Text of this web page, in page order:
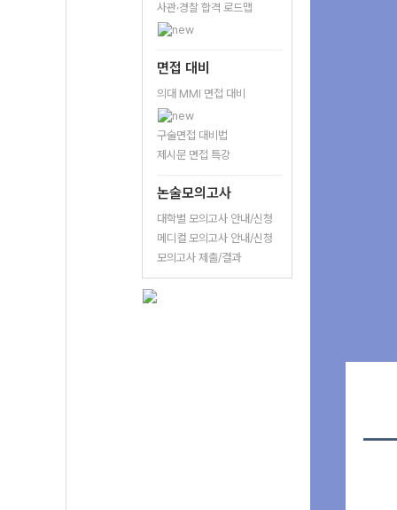
사관·경찰 합격 로드맵
면접 대비
의대 MMI 면접 대비
구술면접 대비법
제시문 면접 특강
논술모의고사
대학별 모의고사 안내/신청
메디컬 모의고사 안내/신청
모의고사 제출/결과